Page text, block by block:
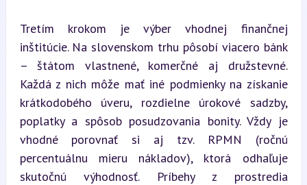
Tretím krokom je výber vhodnej finančnej
inštitúcie. Na slovenskom trhu pôsobí viacero bánk
– štátom vlastnené, komerčné aj družstevné.
Každá z nich môže mať iné podmienky na získanie
krátkodobého úveru, rozdielne úrokové sadzby,
poplatky a spôsob posudzovania bonity. Vždy je
vhodné porovnať si aj tzv. RPMN (ročnú
percentuálnu mieru nákladov), ktorá odhaľuje
skutočnú výhodnosť. Príbehy z prostredia